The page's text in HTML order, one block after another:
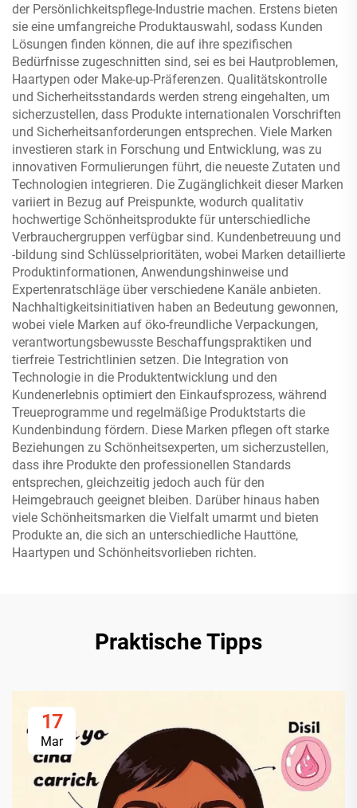
der Persönlichkeitspflege-Industrie machen. Erstens bieten
sie eine umfangreiche Produktauswahl, sodass Kunden
Lösungen finden können, die auf ihre spezifischen
Bedürfnisse zugeschnitten sind, sei es bei Hautproblemen,
Haartypen oder Make-up-Präferenzen. Qualitätskontrolle
und Sicherheitsstandards werden streng eingehalten, um
sicherzustellen, dass Produkte internationalen Vorschriften
und Sicherheitsanforderungen entsprechen. Viele Marken
investieren stark in Forschung und Entwicklung, was zu
innovativen Formulierungen führt, die neueste Zutaten und
Technologien integrieren. Die Zugänglichkeit dieser Marken
variiert in Bezug auf Preispunkte, wodurch qualitativ
hochwertige Schönheitsprodukte für unterschiedliche
Verbrauchergruppen verfügbar sind. Kundenbetreuung und
-bildung sind Schlüsselprioritäten, wobei Marken detaillierte
Produktinformationen, Anwendungshinweise und
Expertenratschläge über verschiedene Kanäle anbieten.
Nachhaltigkeitsinitiativen haben an Bedeutung gewonnen,
wobei viele Marken auf öko-freundliche Verpackungen,
verantwortungsbewusste Beschaffungspraktiken und
tierfreie Testrichtlinien setzen. Die Integration von
Technologie in die Produktentwicklung und den
Kundenerlebnis optimiert den Einkaufsprozess, während
Treueprogramme und regelmäßige Produktstarts die
Kundenbindung fördern. Diese Marken pflegen oft starke
Beziehungen zu Schönheitsexperten, um sicherzustellen,
dass ihre Produkte den professionellen Standards
entsprechen, gleichzeitig jedoch auch für den
Heimgebrauch geeignet bleiben. Darüber hinaus haben
viele Schönheitsmarken die Vielfalt umarmt und bieten
Produkte an, die sich an unterschiedliche Hauttöne,
Haartypen und Schönheitsvorlieben richten.
Praktische Tipps
17
Mar